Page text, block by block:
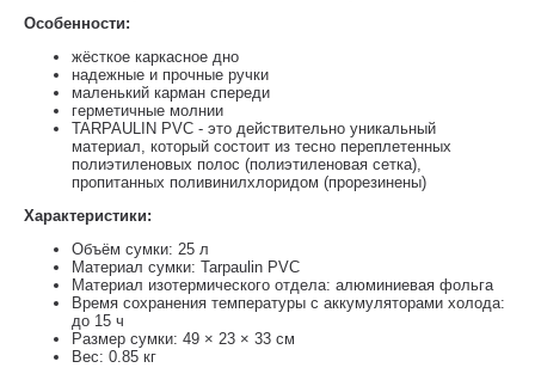
Особенности:
жёсткое каркасное дно
надежные и прочные ручки
маленький карман спереди
герметичные молнии
TARPAULIN PVC - это действительно уникальный
материал, который состоит из тесно переплетенных
полиэтиленовых полос (полиэтиленовая сетка),
пропитанных поливинилхлоридом (прорезинены)
Характеристики:
Объём сумки: 25 л
Материал сумки: Tarpaulin PVC
Материал изотермического отдела: алюминиевая фольга
Время сохранения температуры с аккумуляторами холода:
до 15 ч
Размер сумки: 49 × 23 × 33 см
Вес: 0.85 кг